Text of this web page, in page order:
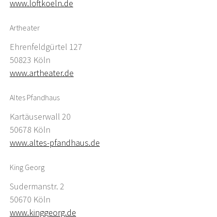
www.loftkoeln.de
Artheater
Ehrenfeldgürtel 127
50823 Köln
www.artheater.de
Altes Pfandhaus
Kartäuserwall 20
50678 Köln
www.altes-pfandhaus.de
King Georg
Sudermanstr. 2
50670 Köln
www.kinggeorg.de